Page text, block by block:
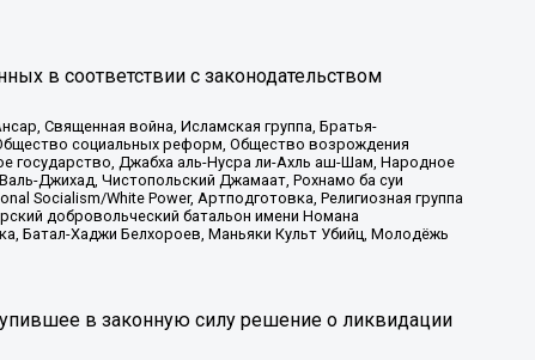
в соответствии с законодательством
Священная война, Исламская группа, Братья-
социальных реформ, Общество возрождения
государство, Джабха аль-Нусра ли-Ахль аш-Шам, Народное
Джихад, Чистопольский Джамаат, Рохнамо ба суи
Socialism/White Power, Артподготовка, Религиозная группа
добровольческий батальон имени Номана
Батал-Хаджи Белхороев, Маньяки Культ Убийц, Молодёжь
в законную силу решение о ликвидации